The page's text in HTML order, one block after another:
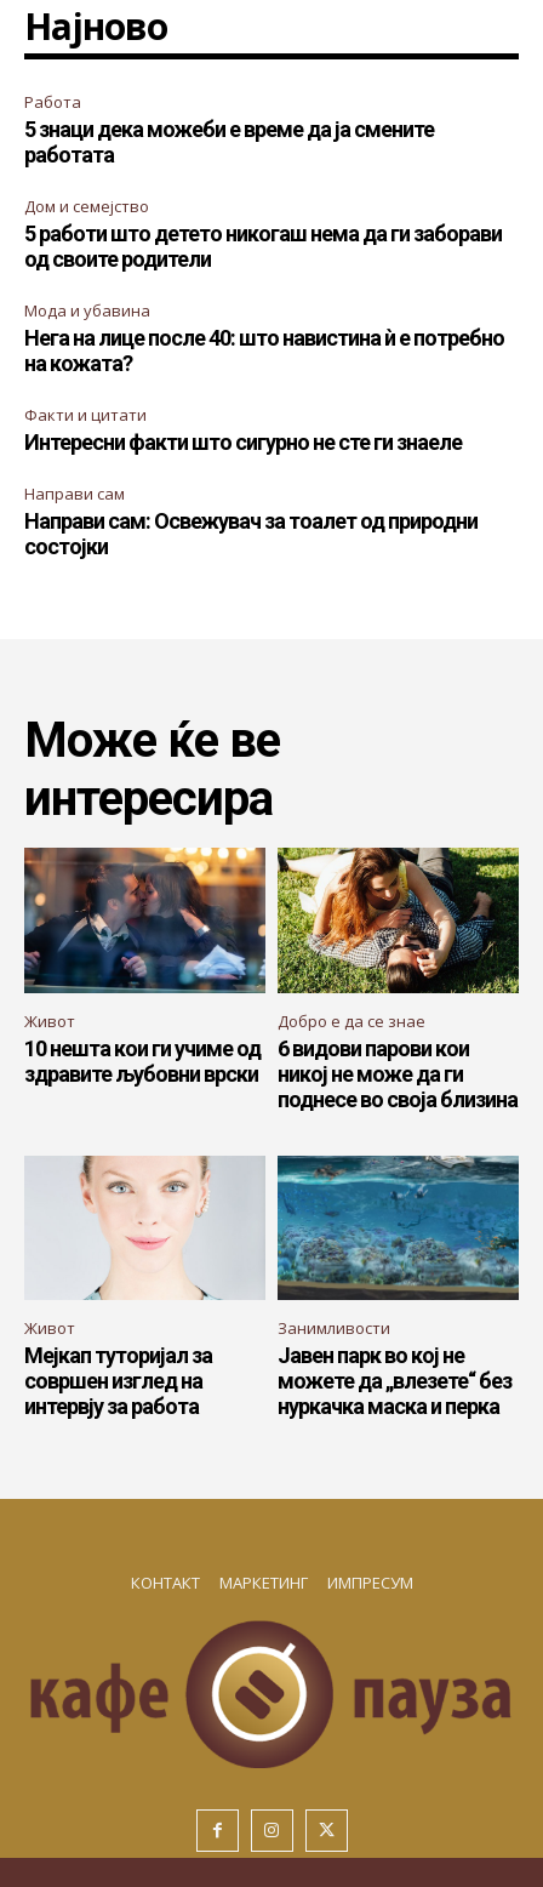
Најново
Работа
5 знаци дека можеби е време да ја смените
работата
Дом и семејство
5 работи што детето никогаш нема да ги заборави
од своите родители
Мода и убавина
Нега на лице после 40: што навистина ѝ е потребно
на кожата?
Факти и цитати
Интересни факти што сигурно не сте ги знаеле
Направи сам
Направи сам: Освежувач за тоалет од природни
состојки
Може ќе ве
интересира
Живот
10 нешта кои ги учиме од
здравите љубовни врски
Добро е да се знае
6 видови парови кои
никој не може да ги
поднесе во своја близина
Живот
Мејкап туторијал за
совршен изглед на
интервју за работа
Занимливости
Јавен парк во кој не
можете да „влезете“ без
нуркачка маска и перка
КОНТАКТ МАРКЕТИНГ ИМПРЕСУМ